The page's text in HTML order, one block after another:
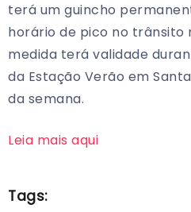
terá um guincho
horário de pico no trânsito
medida terá validade
da Estação Verão em
da semana.
Leia mais aqui
Tags: